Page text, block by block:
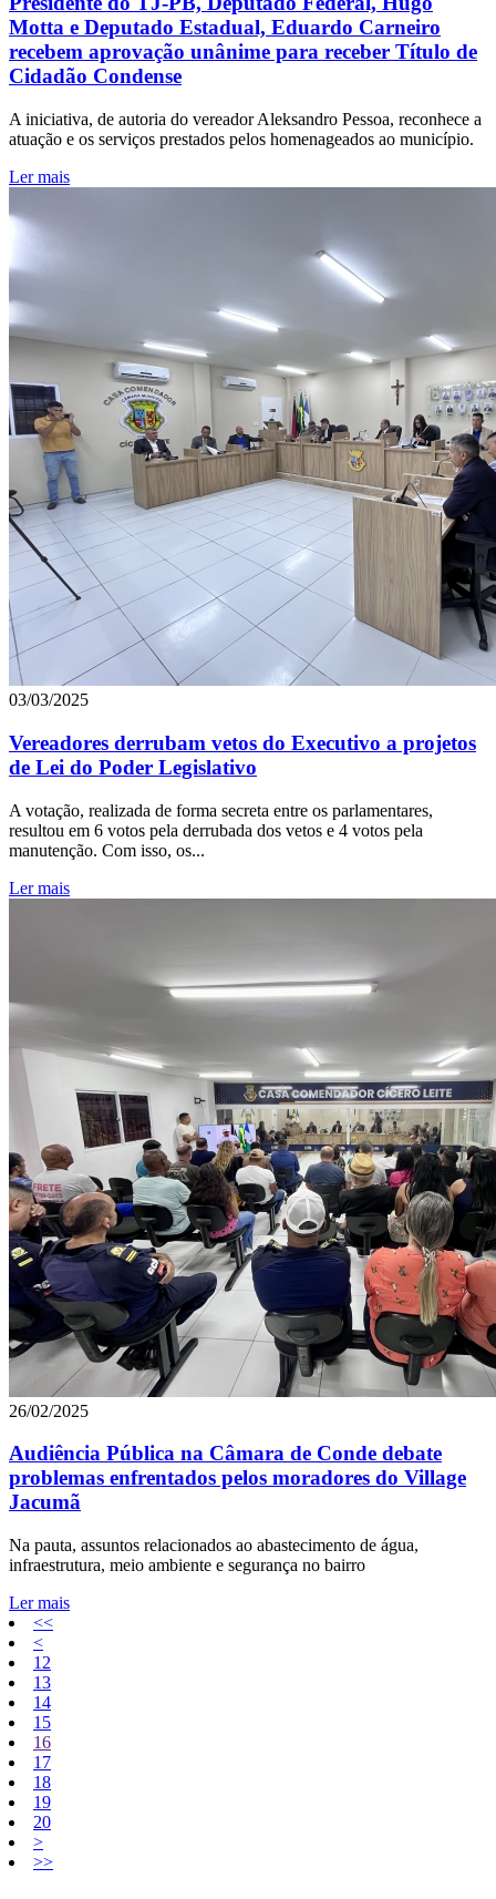
Motta e Deputado Estadual, Eduardo Carneiro
recebem aprovação unânime para receber Título de
Cidadão Condense
A iniciativa, de autoria do vereador Aleksandro Pessoa, reconhece a
atuação e os serviços prestados pelos homenageados ao município.
Ler mais
03/03/2025
Vereadores derrubam vetos do Executivo a projetos
de Lei do Poder Legislativo
A votação, realizada de forma secreta entre os parlamentares,
resultou em 6 votos pela derrubada dos vetos e 4 votos pela
manutenção. Com isso, os...
Ler mais
26/02/2025
Audiência Pública na Câmara de Conde debate
problemas enfrentados pelos moradores do Village
Jacumã
Na pauta, assuntos relacionados ao abastecimento de água,
infraestrutura, meio ambiente e segurança no bairro
Ler mais
<<
<
12
13
14
15
16
17
18
19
20
>
>>